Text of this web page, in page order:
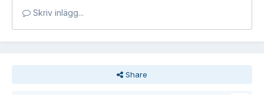
Skriv inlägg...
Share